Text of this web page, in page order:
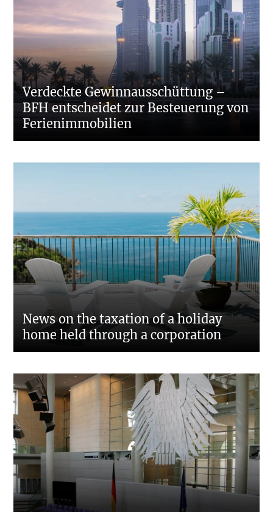
Verdeckte Gewinnausschüttung –
BFH entscheidet zur Besteuerung von
Ferienimmobilien
News on the taxation of a holiday
home held through a corporation